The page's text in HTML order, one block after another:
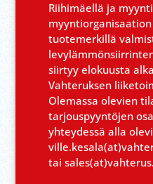
Riihimäellä ja
tuotemerkillä
siirtyy elokuusta
Vahteruksen
Olemassa olevien
tarjouspyyntöjen
yhteydessä alla
tai